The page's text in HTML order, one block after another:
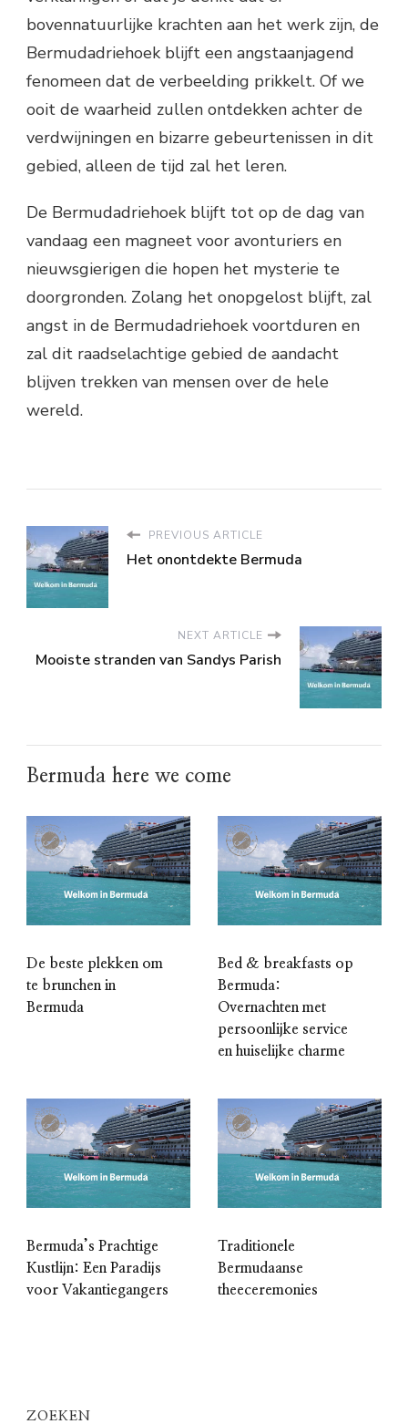
bovennatuurlijke krachten aan het werk zijn, de
Bermudadriehoek blijft een angstaanjagend
fenomeen dat de verbeelding prikkelt. Of we
ooit de waarheid zullen ontdekken achter de
verdwijningen en bizarre gebeurtenissen in dit
gebied, alleen de tijd zal het leren.
De Bermudadriehoek blijft tot op de dag van
vandaag een magneet voor avonturiers en
nieuwsgierigen die hopen het mysterie te
doorgronden. Zolang het onopgelost blijft, zal
angst in de Bermudadriehoek voortduren en
zal dit raadselachtige gebied de aandacht
blijven trekken van mensen over de hele
wereld.
PREVIOUS ARTICLE
Het onontdekte Bermuda
NEXT ARTICLE
Mooiste stranden van Sandys Parish
Bermuda here we come
De beste plekken om
te brunchen in
Bermuda
Bed & breakfasts op
Bermuda:
Overnachten met
persoonlijke service
en huiselijke charme
Bermuda’s Prachtige
Kustlijn: Een Paradijs
voor Vakantiegangers
Traditionele
Bermudaanse
theeceremonies
ZOEKEN